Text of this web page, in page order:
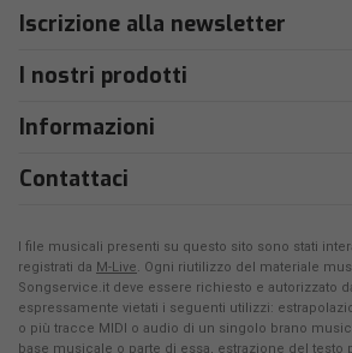
Iscrizione alla newsletter
I nostri prodotti
Informazioni
Contattaci
I file musicali presenti su questo sito sono stati
registrati da M-Live. Ogni riutilizzo del materiale
Songservice.it deve essere richiesto e autorizzato
espressamente vietati i seguenti utilizzi:
o più tracce MIDI o audio di un singolo brano
base musicale o parte di essa, estrazione del testo